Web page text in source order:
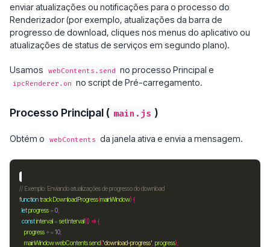
enviar atualizações ou notificações para o processo do
Renderizador (por exemplo, atualizações da barra de
progresso de download, cliques nos menus do aplicativo ou
atualizações de status de serviços em segundo plano).
Usamos webContents.send no processo Principal e
ipcRenderer.on no script de Pré-carregamento.
Processo Principal ( main.js )
Obtém o webContents da janela ativa e envia a mensagem.
functiontrackDownloadProgress(mainWindow
letprogress =0
constinterval =setInterval
progress +=10
mainWindow.webContentssend('download-progress' progress